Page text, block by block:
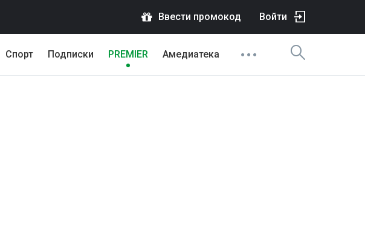
Ввести промокод Войти
Спорт Подписки PREMIER Амедиатека